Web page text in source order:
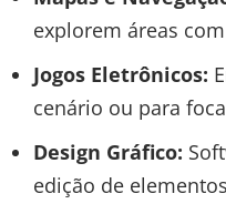
explorem áreas
Jogos Eletrônicos:
cenário ou para
Design Gráfico:
edição de